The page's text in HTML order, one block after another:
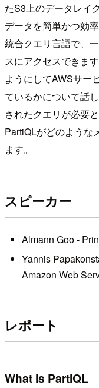
たS3上のデータレイ
データを簡単かつ効
統合クエリ言語で、
スにアクセスできま
ようにしてAWSサー
ているかについて話
されたクエリが必要
PartiQLがどのような
ます。
スピーカー
Almann Goo -
Yannis
Amazon Web
レポート
What is PartiQL